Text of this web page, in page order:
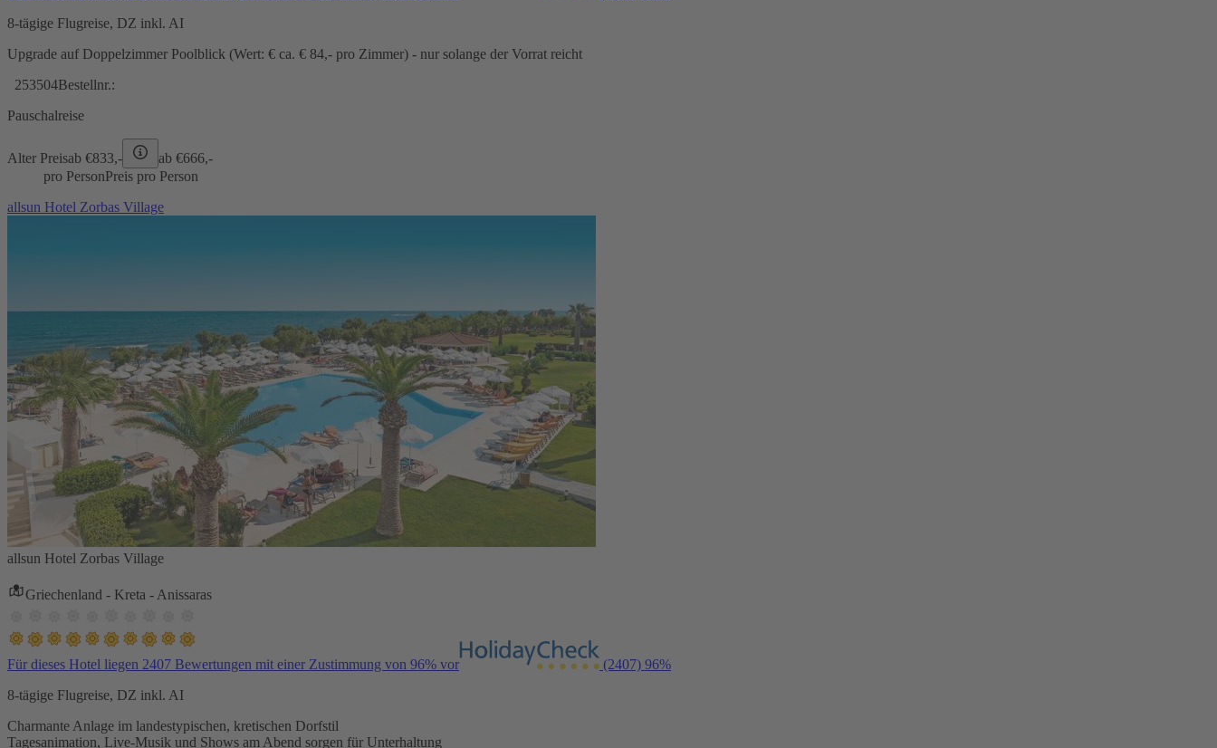
8-tägige Flugreise, DZ inkl. AI
Upgrade auf Doppelzimmer Poolblick (Wert: € ca. € 84,- pro Zimmer) - nur solange der Vorrat reicht
253504Bestellnr.:
Pauschalreise
Alter Preisab €833,- ab €666,-
pro PersonPreis pro Person
allsun Hotel Zorbas Village
allsun Hotel Zorbas Village
Griechenland - Kreta - Anissaras
Für dieses Hotel liegen 2407 Bewertungen mit einer Zustimmung von 96% vor (2407) 96%
8-tägige Flugreise, DZ inkl. AI
Charmante Anlage im landestypischen, kretischen Dorfstil
Tagesanimation, Live-Musik und Shows am Abend sorgen für Unterhaltung